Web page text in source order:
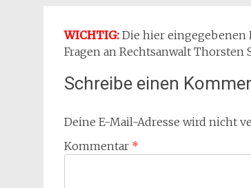
WICHTIG: Die hier
Fragen an Rechtsanwalt
Schreibe einen
Deine E-Mail-Adresse wird nicht
Kommentar *